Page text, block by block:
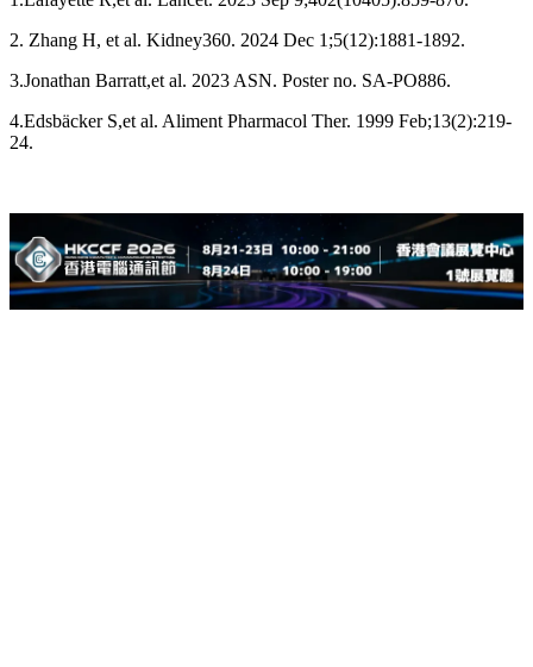
2. Zhang H, et al. Kidney360. 2024 Dec 1;5(12):1881-1892.
3.Jonathan Barratt,et al. 2023 ASN. Poster no. SA-PO886.
4.Edsbäcker S,et al. Aliment Pharmacol Ther. 1999 Feb;13(2):219-
24.